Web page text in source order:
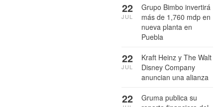
Grupo Bimbo invertirá
más de 1,760 mdp en
nueva planta en
Puebla
22
JUL
Kraft Heinz y The Walt
Disney Company
anuncian una alianza
22
JUL
Gruma publica su
22